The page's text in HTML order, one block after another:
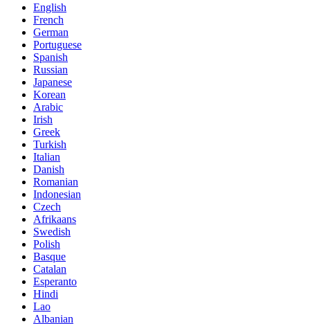
English
French
German
Portuguese
Spanish
Russian
Japanese
Korean
Arabic
Irish
Greek
Turkish
Italian
Danish
Romanian
Indonesian
Czech
Afrikaans
Swedish
Polish
Basque
Catalan
Esperanto
Hindi
Lao
Albanian